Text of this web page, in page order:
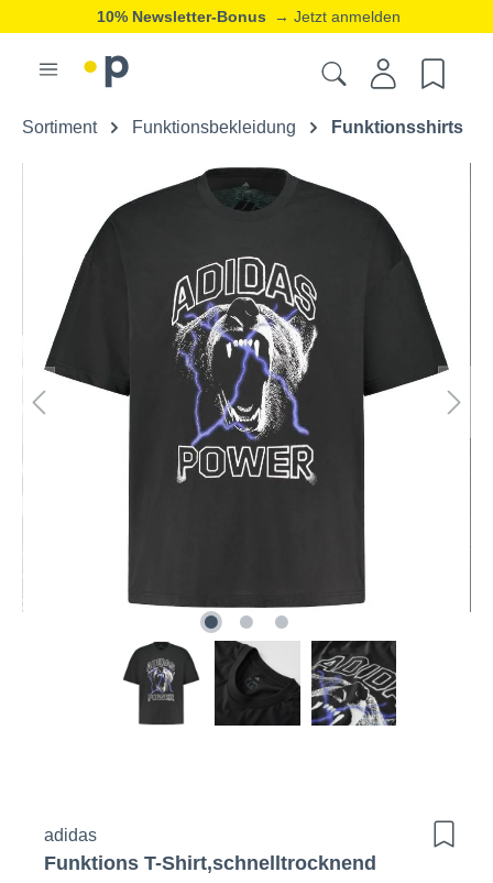
10% Newsletter-Bonus → Jetzt anmelden
Sortiment Funktionsbekleidung Funktionsshirts
adidas
Funktions T-Shirt,schnelltrocknend